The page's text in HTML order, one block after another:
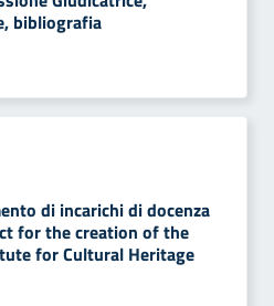
bibliografia
di incarichi di docenza
for the creation of the
for Cultural Heritage